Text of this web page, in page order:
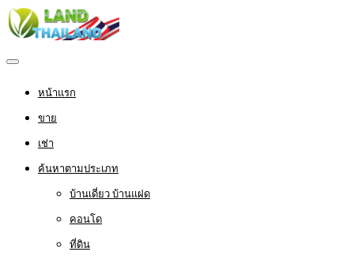
หน้าแรก
ขาย
เช่า
ค้นหาตามประเภท
บ้านเดี่ยว บ้านแฝด
คอนโด
ที่ดิน